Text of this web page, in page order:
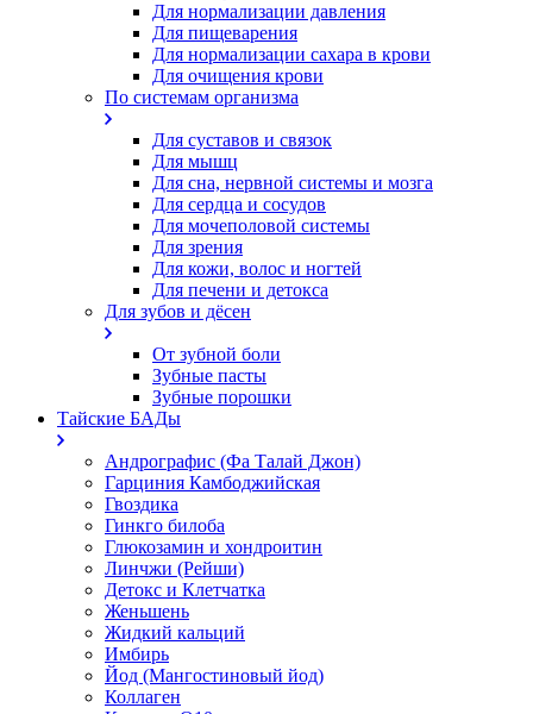
Для нормализации давления
Для пищеварения
Для нормализации сахара в крови
Для очищения крови
По системам организма
Для суставов и связок
Для мышц
Для сна, нервной системы и мозга
Для сердца и сосудов
Для мочеполовой системы
Для зрения
Для кожи, волос и ногтей
Для печени и детокса
Для зубов и дёсен
От зубной боли
Зубные пасты
Зубные порошки
Тайские БАДы
Андрографис (Фа Талай Джон)
Гарциния Камбоджийская
Гвоздика
Гинкго билоба
Глюкозамин и хондроитин
Линчжи (Рейши)
Детокс и Клетчатка
Женьшень
Жидкий кальций
Имбирь
Йод (Мангостиновый йод)
Коллаген